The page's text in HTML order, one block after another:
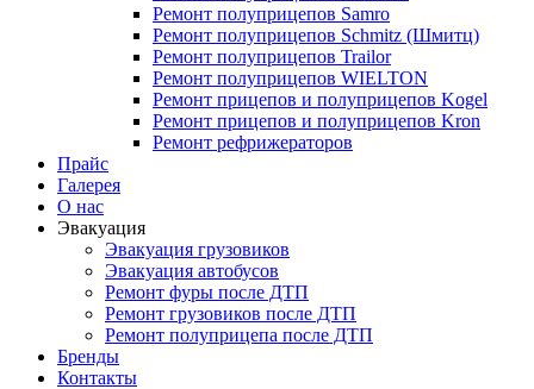
Ремонт полуприцепов Samro
Ремонт полуприцепов Schmitz (Шмитц)
Ремонт полуприцепов Trailor
Ремонт полуприцепов WIELTON
Ремонт прицепов и полуприцепов Kogel
Ремонт прицепов и полуприцепов Kron
Ремонт рефрижераторов
Прайс
Галерея
О нас
Эвакуация
Эвакуация грузовиков
Эвакуация автобусов
Ремонт фуры после ДТП
Ремонт грузовиков после ДТП
Ремонт полуприцепа после ДТП
Бренды
Контакты